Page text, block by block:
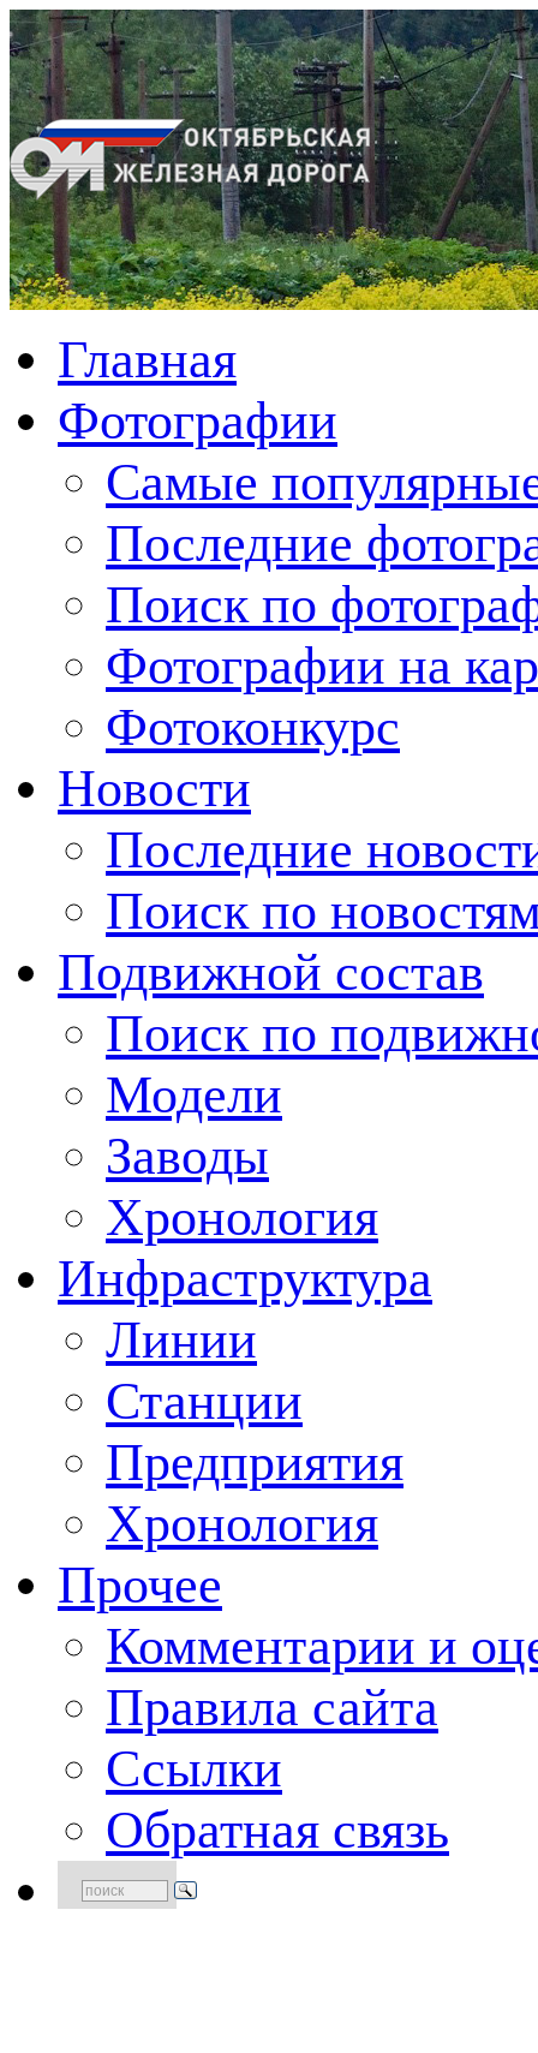
Главная
Фотографии
Cамые
Последние
Поиск по
Фотографии на
Фотоконкурс
Новости
Последние
Поиск по
Подвижной состав
Поиск по
Модели
Заводы
Хронология
Инфраструктура
Линии
Станции
Предприятия
Хронология
Прочее
Комментарии и
Правила сайта
Ссылки
Обратная связь